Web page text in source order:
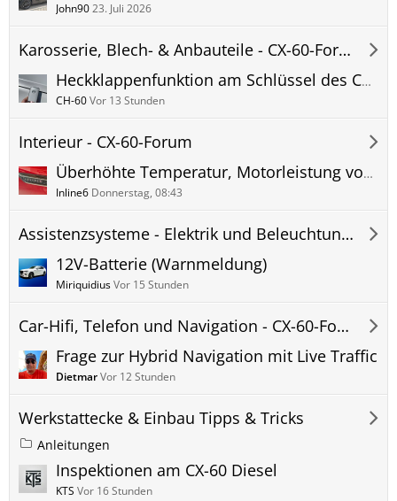
John9023. Juli 2026
Karosserie, Blech- & Anbauteile - CX-60-Forum
Heckklappenfunktion am Schlüssel des CX60 !?!?
CH-60Vor 13 Stunden
Interieur - CX-60-Forum
Überhöhte Temperatur, Motorleistung vorübergehend begrenz
Inline6 Donnerstag, 08:43
Assistenzsysteme - Elektrik und Beleuchtung - CX-60-Forum
12V-Batterie (Warnmeldung)
MiriquidiusVor 15 Stunden
Car-Hifi, Telefon und Navigation - CX-60-Forum
Frage zur Hybrid Navigation mit Live Traffic
DietmarVor 12 Stunden
Werkstattecke & Einbau Tipps & Tricks
Anleitungen
Inspektionen am CX-60 Diesel
KTS Vor 16 Stunden